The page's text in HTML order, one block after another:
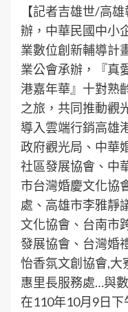
【記者吉雄世/高
辦，中華民國中小
業數位創新輔導計
業公會承辦，『真
港嘉年華』十對熟
之旅，共同推動觀
導入雲端行銷高雄
政府觀光局、中華
社區發展協會、中
市台灣婚慶文化協
處、高雄市李雅靜
文化協會、台南市
發展協會、台灣婚
怡香氛文創協會,大
惠里長服務處…與
在110年10月9日